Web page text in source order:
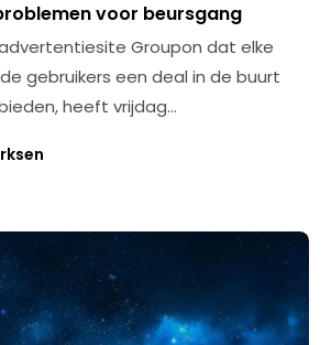
voor beursgang
Groupon dat elke
gebruikers een deal in de buurt
heeft vrijdag…